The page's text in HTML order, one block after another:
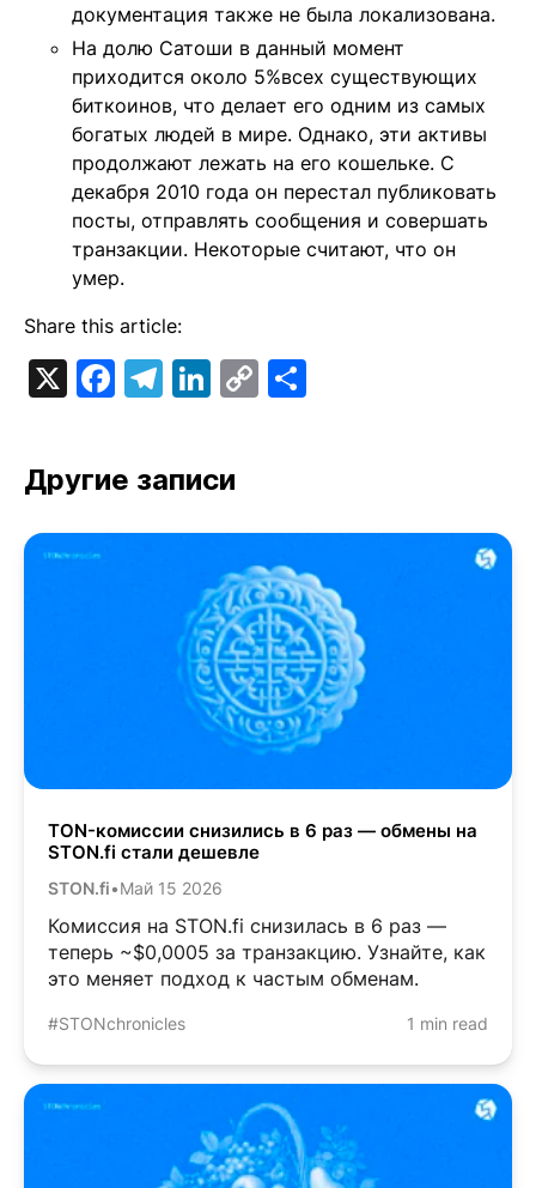
документация также не была локализована.
На долю Сатоши в данный момент
приходится около 5%всех существующих
биткоинов, что делает его одним из самых
богатых людей в мире. Однако, эти активы
продолжают лежать на его кошельке. С
декабря 2010 года он перестал публиковать
посты, отправлять сообщения и совершать
транзакции. Некоторые считают, что он
умер.
Share this article:
X Facebook
Telegram
LinkedIn
Copy
Другие записи
TON-комиссии снизились в 6 раз — обмены на
STON.fi стали дешевле
STON.fi•Май 15 2026
Комиссия на STON.fi снизилась в 6 раз —
теперь ~$0,0005 за транзакцию. Узнайте, как
это меняет подход к частым обменам.
#STONchronicles 1 min read